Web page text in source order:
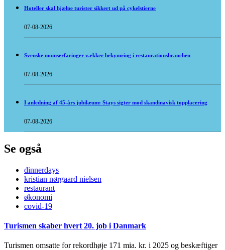
Hoteller skal hjælpe turister sikkert ud på cykelstierne
07-08-2026
Svenske momserfaringer vækker bekymring i restaurationsbranchen
07-08-2026
I anledning af 45-års jubilæum: Stays sigter mod skandinavisk topplacering
07-08-2026
Se også
dinnerdays
kristian nørgaard nielsen
restaurant
økonomi
covid-19
Turismen skaber hvert 20. job i Danmark
Turismen omsatte for rekordhøje 171 mia. kr. i 2025 og beskæftiger